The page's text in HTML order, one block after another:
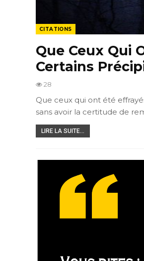
CITATIONS
Que Ceux Qui
Certains
28
Que ceux qui ont été
sans avoir la certitude de
LIRE LA SUITE...